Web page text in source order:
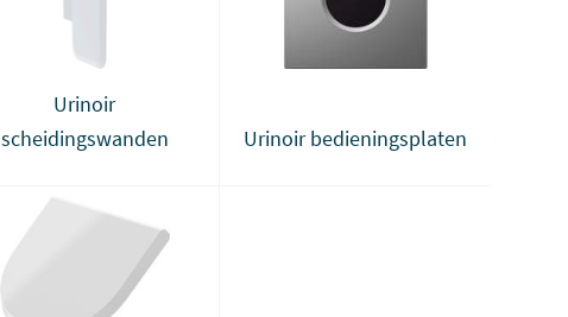
Urinoir
scheidingswanden
Urinoir bedieningsplaten